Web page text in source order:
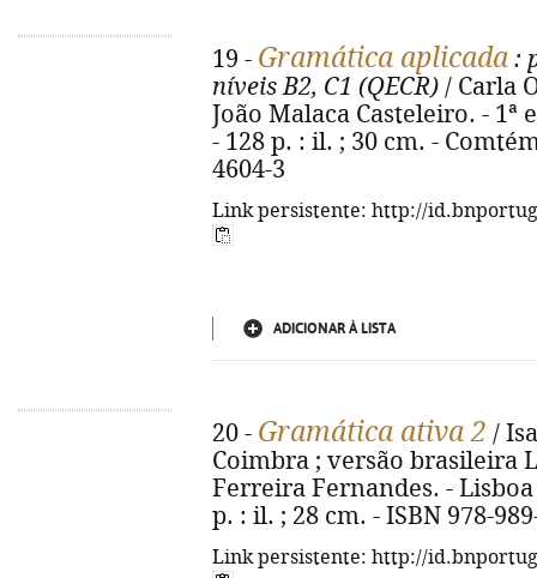
19 - Gramática aplicada :
níveis B2, C1 (QECR) / Carla
João Malaca Casteleiro. - 1ª
- 128 p. : il. ; 30 cm. -
4604-3
Link persistente: http://
ADICIONAR À LISTA
20 - Gramática ativa 2 /
Coimbra ; versão brasileira
Ferreira Fernandes. -
p. : il. ; 28 cm. - ISBN 978-
Link persistente: http://